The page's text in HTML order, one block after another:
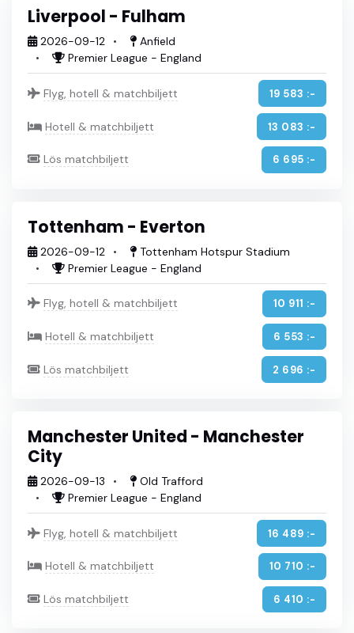
Liverpool - Fulham
2026-09-12
Anfield
Premier League - England
Flyg, hotell & matchbiljett 19 583 :-
Hotell & matchbiljett 13 083 :-
Lös matchbiljett 6 695 :-
Tottenham - Everton
2026-09-12
Tottenham Hotspur Stadium
Premier League - England
Flyg, hotell & matchbiljett 10 911 :-
Hotell & matchbiljett 6 553 :-
Lös matchbiljett 2 696 :-
Manchester United - Manchester
City
2026-09-13
Old Trafford
Premier League - England
Flyg, hotell & matchbiljett 16 489 :-
Hotell & matchbiljett 10 710 :-
Lös matchbiljett 6 410 :-